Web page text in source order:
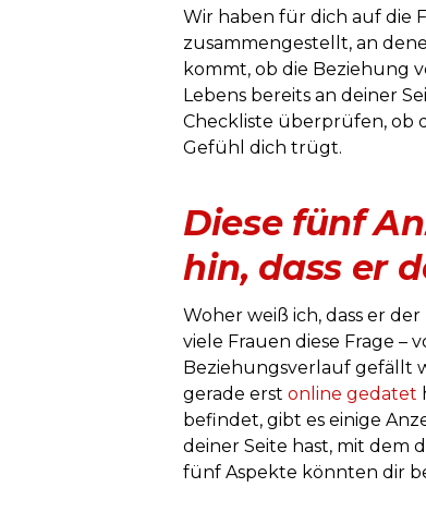
Wir haben für dich auf die
zusammengestellt, an
kommt, ob die Beziehung
Lebens bereits an deiner
Checkliste überprüfen, ob
Gefühl dich trügt.
Diese fünf
hin, dass er
Woher weiß ich, dass er
viele Frauen diese Frage
Beziehungsverlauf gefällt
gerade erst online gedatet
befindet, gibt es einige
deiner Seite hast, mit dem
fünf Aspekte könnten dir